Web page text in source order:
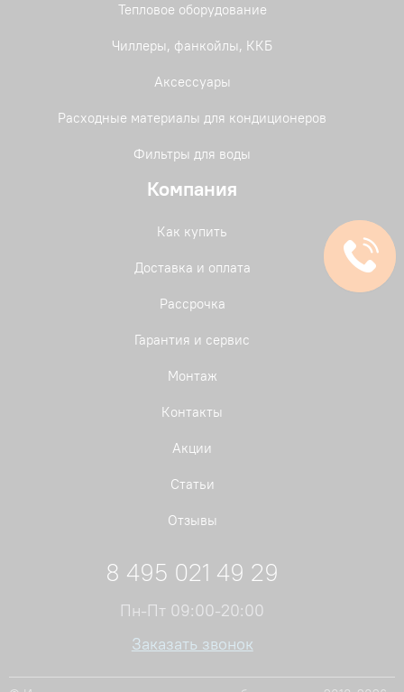
Тепловое оборудование
Чиллеры, фанкойлы, ККБ
Аксессуары
Расходные материалы для кондиционеров
Фильтры для воды
Компания
Как купить
Доставка и оплата
Рассрочка
Гарантия и сервис
Монтаж
Контакты
Акции
Статьи
Отзывы
8 495 021 49 29
Пн-Пт 09:00-20:00
Заказать звонок